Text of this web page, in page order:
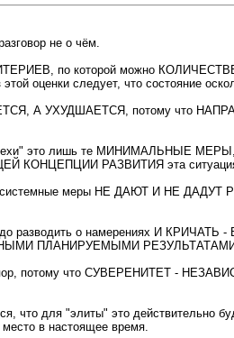
не о чём.
по которой можно
этой оценки следует, что
А УХУДШАЕТСЯ, потому что
это лишь те МИНИМАЛЬНЫЕ
КОНЦЕПЦИИ РАЗВИТИЯ эта ситуация
системные меры НЕ ДАЮТ И НЕ ДАДУТ
надо разводить о намерениях И
ПЛАНИРУЕМЫМИ
пор, потому что СУВЕРЕНИТЕТ -
что для "элиты" это действительно
место в настоящее время.